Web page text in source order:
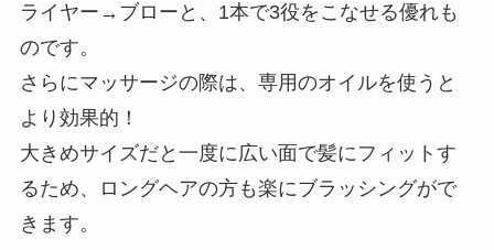
ライヤー→ブローと、1本で3役をこなせる優れも
のです。
さらにマッサージの際は、専用のオイルを使うと
より効果的！
大きめサイズだと一度に広い面で髪にフィットす
るため、ロングヘアの方も楽にブラッシングがで
きます。